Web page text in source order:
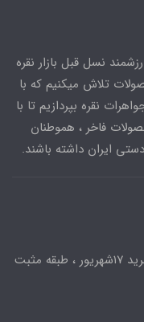
نسل قبل بازار نقره
تلاش میکنیم که با
نقره بپردازیم تا با
فاخر ، هموطنان
ایران داشته باشند.
مشهد ، میدان ۱۷شهریور ، مرکز خرید ۱۷شهریور ، طبقه مثبت